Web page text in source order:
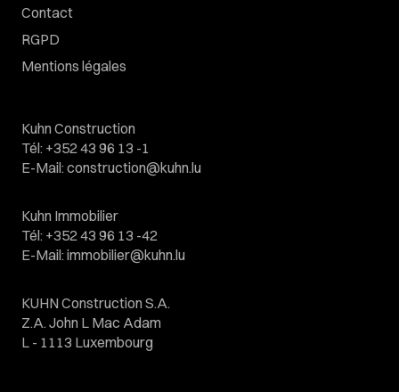
Contact
RGPD
Mentions légales
Kuhn Construction
Tél: +352 43 96 13 -1
E-Mail: construction@kuhn.lu
Kuhn Immobilier
Tél: +352 43 96 13 -42
E-Mail: immobilier@kuhn.lu
KUHN Construction S.A.
Z.A. John L Mac Adam
L - 1113 Luxembourg